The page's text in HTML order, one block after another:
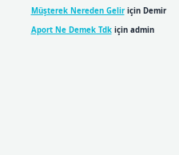
Müşterek Nereden Geliriçin Demir
Aport Ne Demek Tdkiçin admin